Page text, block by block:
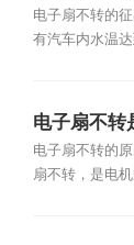
电子扇不转的
有汽车内水温达
电子扇不转
电子扇不转的
扇不转，是电